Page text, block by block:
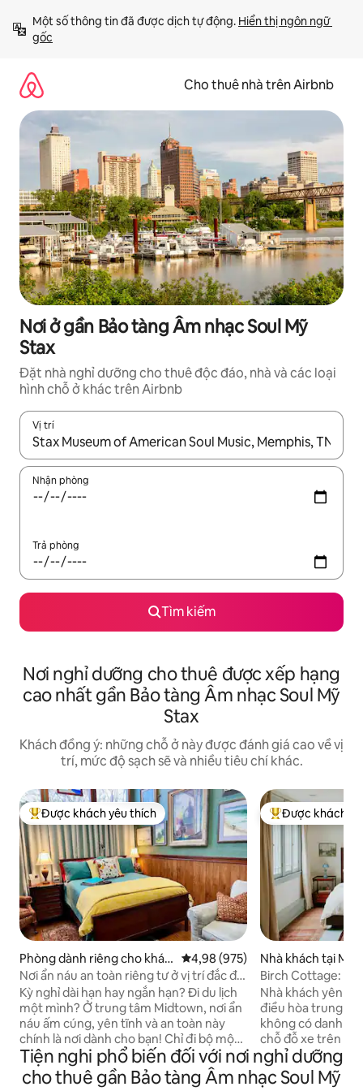
đến
Một số thông tin đã được dịch tự động. Hiển thị ngôn ngữ
gốc
Cho thuê nhà trên Airbnb
Nơi ở gần Bảo tàng Âm nhạc Soul Mỹ
Stax
Đặt nhà nghỉ dưỡng cho thuê độc đáo, nhà và các loại
hình chỗ ở khác trên Airbnb
Vị trí
Khi có kết quả, hãy điều hướng bằng phím mũi tên lên và
Nhận phòng
Trả phòng
Tìm kiếm
Nơi nghỉ dưỡng cho thuê được xếp hạng
cao nhất gần Bảo tàng Âm nhạc Soul Mỹ
Stax
Khách đồng ý: những chỗ ở này được đánh giá cao về vị
trí, mức độ sạch sẽ và nhiều tiêu chí khác.
Được khách yêu thích nhất
Được khách yêu thích
Phòng dành riêng cho khác
h tại Memphis
Xếp hạng trung bình 4,98/5, 975
4,98 (975)
Nơi ẩn náu an toàn riêng tư ở vị trí đắc địa
ở trung tâm thành phố
Kỳ nghỉ dài hạn hay ngắn hạn? Đi du lịch
một mình? Ở trung tâm Midtown, nơi ẩn
náu ấm cúng, yên tĩnh và an toàn này
chính là nơi dành cho bạn! Chỉ đi bộ một
đoạn ngắn là đến các điểm nổi bật:
Overton Square và Cooper-Young. Bạn
thích đồ cổ? Các địa điểm mua sắm thú
Được khách yêu
Được khách
Nhà khách tại
Birch Cottage:
bãi đỗ xe trên
Nhà khách yên
điều hòa trung
không có danh
chỗ đỗ xe trên
đồ ăn nhẹ miễn
thoải mái của
thất cổ điển và
Tiện nghi phổ biến đối với nơi nghỉ dưỡng
cho thuê gần Bảo tàng Âm nhạc Soul Mỹ